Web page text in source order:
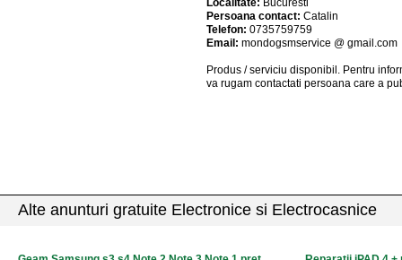
Localitate: Bucuresti
Persoana contact: Catalin
Telefon: 0735759759
Email: mondogsmservice @ gmail.com
Produs / serviciu disponibil . Pentru
va rugam contactati persoana care a
Alte anunturi gratuite Electronice si Electrocasnice